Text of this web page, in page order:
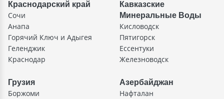
Краснодарский край
Сочи
Анапа
Горячий Ключ и Адыгея
Геленджик
Краснодар
Кавказские
Минеральные Воды
Кисловодск
Пятигорск
Ессентуки
Железноводск
Грузия
Боржоми
Азербайджан
Нафталан